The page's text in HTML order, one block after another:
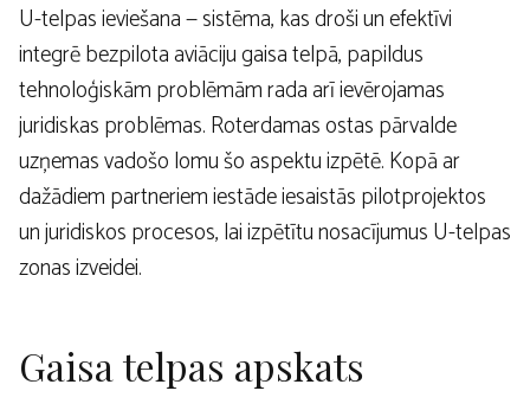
U-telpas ieviešana — sistēma, kas droši un efektīvi
integrē bezpilota aviāciju gaisa telpā, papildus
tehnoloģiskām problēmām rada arī ievērojamas
juridiskas problēmas. Roterdamas ostas pārvalde
uzņemas vadošo lomu šo aspektu izpētē. Kopā ar
dažādiem partneriem iestāde iesaistās pilotprojektos
un juridiskos procesos, lai izpētītu nosacījumus U-telpas
zonas izveidei.
Gaisa telpas apskats